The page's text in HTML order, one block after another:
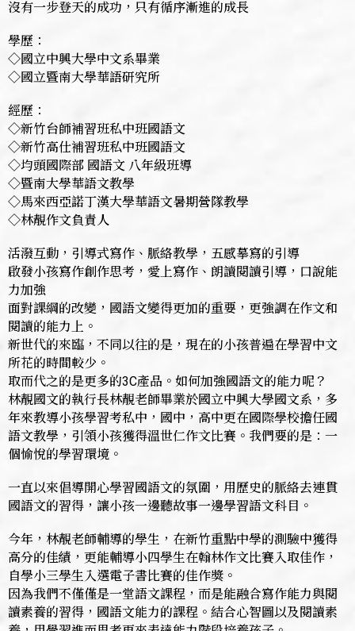
沒有一步登天的成功，只有循序漸進的成長
學歷：
◇國立中興大學中文系畢業
◇國立暨南大學華語研究所
經歷：
◇新竹台師補習班私中班國語文
◇新竹高仕補習班私中班國語文
◇均頭國際部 國語文 八年級班導
◇暨南大學華語文教學
◇馬來西亞諾丁漢大學華語文暑期營隊教學
◇林靚作文負責人
活潑互動，引導式寫作、脈絡教學，五感摹寫的引導
啟發小孩寫作創作思考，愛上寫作、朗讀閱讀引導，口說能
力加強
面對課綱的改變，國語文變得更加的重要，更強調在作文和
閱讀的能力上。
新世代的來臨，不同以往的是，現在的小孩普遍在學習中文
所花的時間較少。
取而代之的是更多的3C產品。如何加強國語文的能力呢？
林靚國文的執行長林靚老師畢業於國立中興大學國文系，多
年來教導小孩學習考私中，國中，高中更在國際學校擔任國
語文教學，引領小孩獲得溫世仁作文比賽。我們要的是：一
個愉悅的學習環境。
一直以來倡導開心學習國語文的氛圍，用歷史的脈絡去連貫
國語文的習得，讓小孩一邊聽故事一邊學習語文科目。
今年，林靚老師輔導的學生，在新竹重點中學的測驗中獲得
高分的佳績，更能輔導小四學生在翰林作文比賽入取佳作，
自學小三學生入選電子書比賽的佳作獎。
因為我們不僅僅是一堂語文課程，而是能融合寫作能力與閱
讀素養的習得，國語文能力的課程。結合心智圖以及閱讀素